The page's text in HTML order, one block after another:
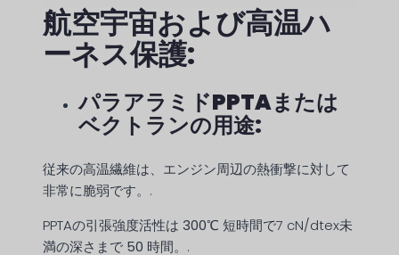
航空宇宙および高温ハ
ーネス保護:
パラアラミドPPTAまたは
ベクトランの用途:
従来の高温繊維は、エンジン周辺の熱衝撃に対して
非常に脆弱です。.
PPTAの引張強度活性は 300℃ 短時間で7 cN/dtex未
満の深さまで 50 時間。.